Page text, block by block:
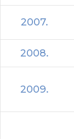
2007.
2008.
2009.